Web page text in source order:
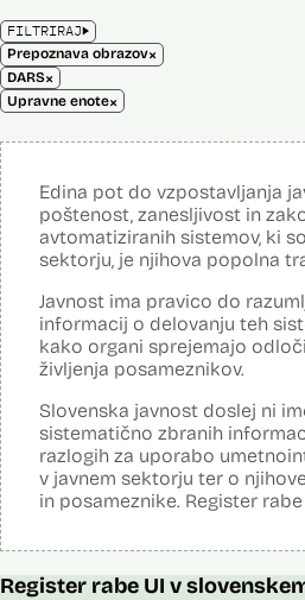
FILTRIRAJ
Prepoznava obrazov×
DARS×
Upravne enote×
Edina pot do vzpostavljanja
poštenost, zanesljivost in
avtomatiziranih sistemov, ki
sektorju, je njihova popolna
Javnost ima pravico do
informacij o delovanju teh
kako organi sprejemajo
življenja posameznikov.
Slovenska javnost doslej ni
sistematično zbranih
razlogih za uporabo
v javnem sektorju ter o
in posameznike. Register
Register rabe UI v